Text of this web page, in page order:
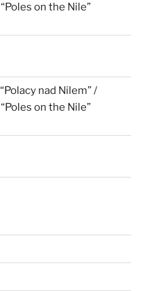
on the Nile”
nad Nilem” /
on the Nile”